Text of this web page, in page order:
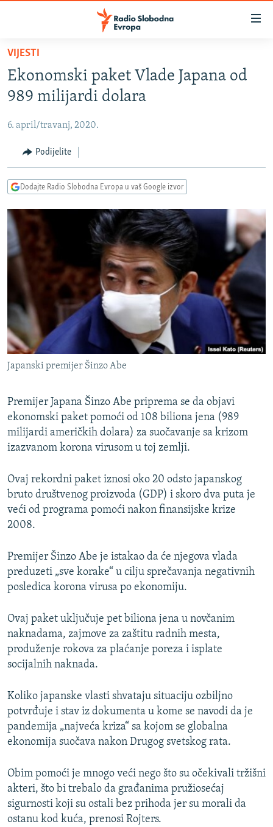
Pređite
glavni
sadržaj
na
navigaciju
Pređite
na
VIJESTI
BOSNA I HERCEGOVINA
KOSOVO
CRNA GORA
VIDEO
FOTOGALERIJE
INFOGRAFIKE
PODCASTI
RAT U UKRAJINI
KINA NA BALKANU
RSE PRIČE IZ SVIJETA
ISPRIČAJ MI
DNEVNO@RSE
SPECIJALI RSE
VIŠE OD NASLOVA
GENOCID U SREBRENICI
POPLAVE I KLIZIŠTA U BIH 2024.
TV LIBERTY
POST SCRIPTUM
TRI DECENIJE OD RATA U BIH
SVE KARTE DEJTONA
NASTANAK I RASPAD JUGOSLAVIJE
PRATITE NAS
Sve RFE/RL stranice
VIJESTI
Ekonomski paket Vlade Japana od
989 milijardi dolara
6. april/travanj, 2020.
Podijelite
Dodajte Radio Slobodna Evropa u vaš Google izvor
Japanski premijer Šinzo Abe
Premijer Japana Šinzo Abe priprema se da objavi
ekonomski paket pomoći od 108 biliona jena (989
milijardi američkih dolara) za suočavanje sa krizom
izazvanom korona virusom u toj zemlji.
Ovaj rekordni paket iznosi oko 20 odsto japanskog
bruto društvenog proizvoda (GDP) i skoro dva puta je
veći od programa pomoći nakon finansijske krize
2008.
Premijer Šinzo Abe je istakao da će njegova vlada
preduzeti „sve korake“ u cilju sprečavanja negativnih
posledica korona virusa po ekonomiju.
Ovaj paket uključuje pet biliona jena u novčanim
naknadama, zajmove za zaštitu radnih mesta,
produženje rokova za plaćanje poreza i isplate
socijalnih naknada.
Koliko japanske vlasti shvataju situaciju ozbiljno
potvrđuje i stav iz dokumenta u kome se navodi da je
pandemija „najveća kriza“ sa kojom se globalna
ekonomija suočava nakon Drugog svetskog rata.
Obim pomoći je mnogo veći nego što su očekivali tržišni
akteri, što bi trebalo da građanima pružiosećaj
sigurnosti koji su ostali bez prihoda jer su morali da
ostanu kod kuća, prenosi Rojters.